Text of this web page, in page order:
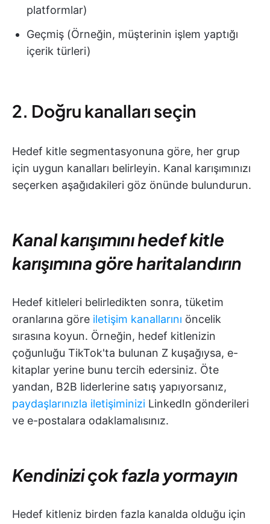
platformlar)
Geçmiş (Örneğin, müşterinin işlem yaptığı
içerik türleri)
2. Doğru kanalları seçin
Hedef kitle segmentasyonuna göre, her grup
için uygun kanalları belirleyin. Kanal karışımınızı
seçerken aşağıdakileri göz önünde bulundurun.
Kanal karışımını hedef kitle
karışımına göre haritalandırın
Hedef kitleleri belirledikten sonra, tüketim
oranlarına göre iletişim kanallarını öncelik
sırasına koyun. Örneğin, hedef kitlenizin
çoğunluğu TikTok'ta bulunan Z kuşağıysa, e-
kitaplar yerine bunu tercih edersiniz. Öte
yandan, B2B liderlerine satış yapıyorsanız,
paydaşlarınızla iletişiminizi LinkedIn gönderileri
ve e-postalara odaklamalısınız.
Kendinizi çok fazla yormayın
Hedef kitleniz birden fazla kanalda olduğu için